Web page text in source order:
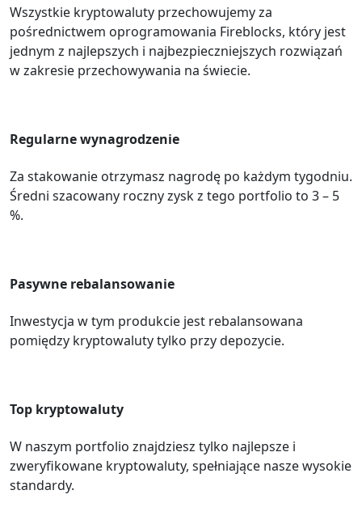
Wszystkie kryptowaluty przechowujemy za
pośrednictwem oprogramowania Fireblocks, który jest
jednym z najlepszych i najbezpieczniejszych rozwiązań
w zakresie przechowywania na świecie.
Regularne wynagrodzenie
Za stakowanie otrzymasz nagrodę po każdym tygodniu.
Średni szacowany roczny zysk z tego portfolio to 3 – 5
%.
Pasywne rebalansowanie
Inwestycja w tym produkcie jest rebalansowana
pomiędzy kryptowaluty tylko przy depozycie.
Top kryptowaluty
W naszym portfolio znajdziesz tylko najlepsze i
zweryfikowane kryptowaluty, spełniające nasze wysokie
standardy.